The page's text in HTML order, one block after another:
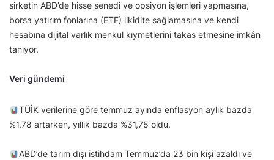
şirketin ABD’de hisse senedi ve opsiyon işlemleri yapmasına,
borsa yatırım fonlarına (ETF) likidite sağlamasına ve kendi
hesabına dijital varlık menkul kıymetlerini takas etmesine imkân
tanıyor.
Veri gündemi
TÜİK verilerine göre temmuz ayında enflasyon aylık bazda
%1,78 artarken, yıllık bazda %31,75 oldu.
ABD’de tarım dışı istihdam Temmuz’da 23 bin kişi azaldı ve